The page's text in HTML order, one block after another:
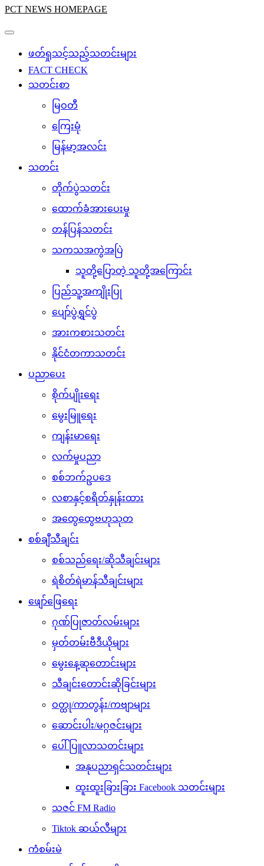
PCT NEWS HOMEPAGE
ဖတ်ရှုသင့်သည့်သတင်းများ
FACT CHECK
သတင်းစာ
မြဝတီ
ကြေးမုံ
မြန်မာ့အလင်း
သတင်း
တိုက်ပွဲသတင်း
ထောက်ခံအားပေးမှု
တန်ပြန်သတင်း
သကသအကွဲအပြဲ
သူတို့ပြောတဲ့ သူတို့အကြောင်း
ပြည်သူ့အကျိုးပြု
ပျော်ပွဲရွှင်ပွဲ
အားကစားသတင်း
နိုင်ငံတကာသတင်း
ပညာပေး
စိုက်ပျိုးရေး
မွေးမြူရေး
ကျန်းမာရေး
လက်မှုပညာ
စစ်ဘက်ဥပဒေ
လစာနှင့်စရိတ်နှုန်းထား
အထွေထွေဗဟုသုတ
စစ်ချီသီချင်း
စစ်သည်ရေး/ဆိုသီချင်းများ
ရဲစိတ်ရဲမာန်သီချင်းများ
ဖျော်ဖြေရေး
ဂုဏ်ပြုဇာတ်လမ်းများ
မှတ်တမ်းဗီဒီယိုများ
မွေးနေ့ဆုတောင်းများ
သီချင်းတောင်းဆိုခြင်းများ
ဝတ္ထု/ကာတွန်း/ကဗျာများ
ဆောင်းပါး/မဂ္ဂဇင်းများ
ပေါ်ပြူလာသတင်းများ
အနုပညာရှင်သတင်းများ
ထူးထူးခြားခြား Facebook သတင်းများ
သဇင် FM Radio
Tiktok ဆယ်လီများ
ကံစမ်းမဲ